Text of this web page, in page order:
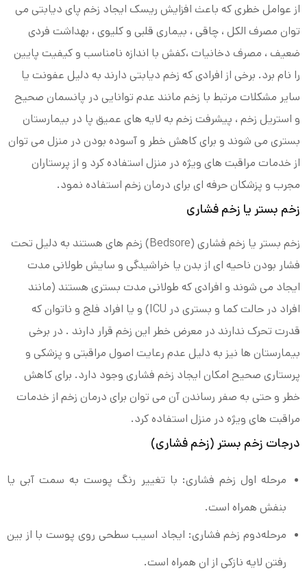
از عوامل خطری که باعث افزایش ریسک ایجاد زخم پای دیابتی می
توان مصرف الکل ، چاقی ، بیماری قلبی و کلیوی ، بهداشت فردی
ضعیف ، مصرف دخانیات ،کفش با اندازه نامناسب و کیفیت پایین
را نام برد. برخی از افرادی که زخم دیابتی دارند به دلیل عفونت یا
سایر مشکلات مرتبط با زخم مانند عدم توانایی در پانسمان صحیح
و استریل زخم ، پیشرفت زخم به لایه های عمیق پا در بیمارستان
بستری می شوند و برای کاهش خطر و آسوده بودن در منزل می توان
از خدمات مراقبت های ویژه در منزل استفاده کرد و از پرستاران
مجرب و پزشکان حرفه ای برای درمان زخم استفاده نمود.
زخم بستر یا زخم فشاری
زخم بستر یا زخم فشاری (Bedsore) زخم های هستند به دلیل تحت
فشار بودن ناحیه ای از بدن یا خراشیدگی و سایش طولانی مدت
ایجاد می شوند و افرادی که طولانی مدت بستری هستند (مانند
افراد در حالت کما و بستری در ICU) و یا افراد فلج و ناتوان که
قدرت تحرک ندارند در معرض خطر این زخم قرار دارند . در برخی
بیمارستان ها نیز به دلیل عدم رعایت اصول مراقبتی و پزشکی و
پرستاری صحیح امکان ایجاد زخم فشاری وجود دارد. برای کاهش
خطر و حتی به صفر رساندن آن می توان برای درمان زخم از خدمات
مراقبت های ویژه در منزل استفاده کرد.
درجات زخم بستر (زخم فشاری)
مرحله اول زخم فشاری: با تغییر رنگ پوست به سمت آبی یا
بنفش همراه است.
مرحله‌دوم زخم فشاری: ایجاد اسیب سطحی روی پوست با از بین
رفتن لایه نازکی از ان همراه است.